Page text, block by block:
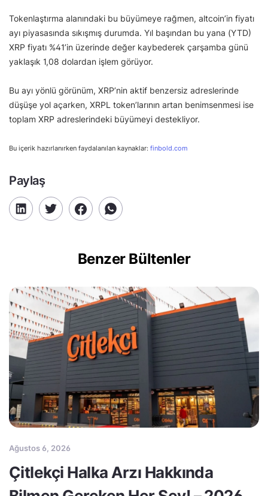
Tokenlaştırma alanındaki bu büyümeye rağmen, altcoin’in fiyatı
ayı piyasasında sıkışmış durumda. Yıl başından bu yana (YTD)
XRP fiyatı %41’in üzerinde değer kaybederek çarşamba günü
yaklaşık 1,08 dolardan işlem görüyor.
Bu ayı yönlü görünüm, XRP’nin aktif benzersiz adreslerinde
düşüşe yol açarken, XRPL token’larının artan benimsenmesi ise
toplam XRP adreslerindeki büyümeyi destekliyor.
Bu içerik hazırlanırken faydalanılan kaynaklar: finbold.com
Paylaş
Benzer Bültenler
Ağustos 6, 2026
Çitlekçi Halka Arzı Hakkında